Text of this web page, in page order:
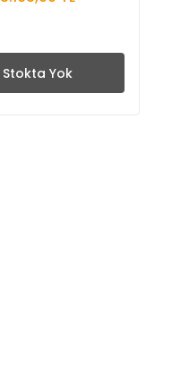
Stokta Yok